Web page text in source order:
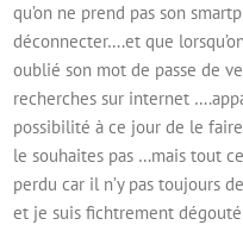
qu’on ne prend pas son
déconnecter….et que
oublié son mot de passe de
recherches sur internet
possibilité à ce jour de le
le souhaites pas …mais tout
perdu car il n’y pas toujours
et je suis fichtrement